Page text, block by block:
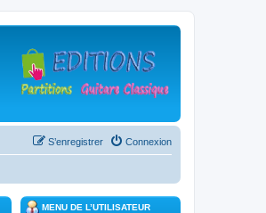
Connexion
S’enregistrer
MENU DE L’UTILISATEUR